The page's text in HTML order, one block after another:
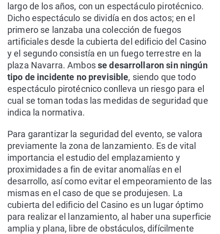
largo de los años, con un espectáculo pirotécnico.
Dicho espectáculo se dividía en dos actos; en el
primero se lanzaba una colección de fuegos
artificiales desde la cubierta del edificio del Casino
y el segundo consistía en un fuego terrestre en la
plaza Navarra. Ambosse desarrollaron sin ningún
tipo de incidente no previsible, siendo que todo
espectáculo pirotécnico conlleva un riesgo para el
cual se toman todas las medidas de seguridad que
indica la normativa.
Para garantizar la seguridad del evento, se valora
previamente la zona de lanzamiento. Es de vital
importancia el estudio del emplazamiento y
proximidades a fin de evitar anomalías en el
desarrollo, así como evitar el empeoramiento de las
mismas en el caso de que se produjesen. La
cubierta del edificio del Casino es un lugar óptimo
para realizar el lanzamiento, al haber una superficie
amplia y plana, libre de obstáculos, difícilmente